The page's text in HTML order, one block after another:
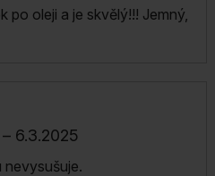
po oleji a je skvělý!!! Jemný,
– 6.3.2025
nevysušuje.